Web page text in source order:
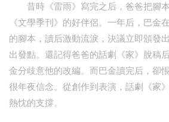
昔時《雷雨》寫完之后，爸爸把腳
《文學季刊》的好伴侶。一年后，巴金
的腳本，讀后激動流淚，決議立即頒發
出發點。還記得爸爸的話劇《家》脫稿
金分歧意他的改編。而巴金讀完后，卻
很年夜信念。從創作到表演，話劇《家
熱忱的支撐。